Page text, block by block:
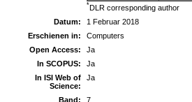
*DLR corresponding author
Datum:
1 Februar 2018
Erschienen in:
Computers
Open Access:
Ja
In SCOPUS:
Ja
In ISI Web of
Science:
Ja
Band:
7